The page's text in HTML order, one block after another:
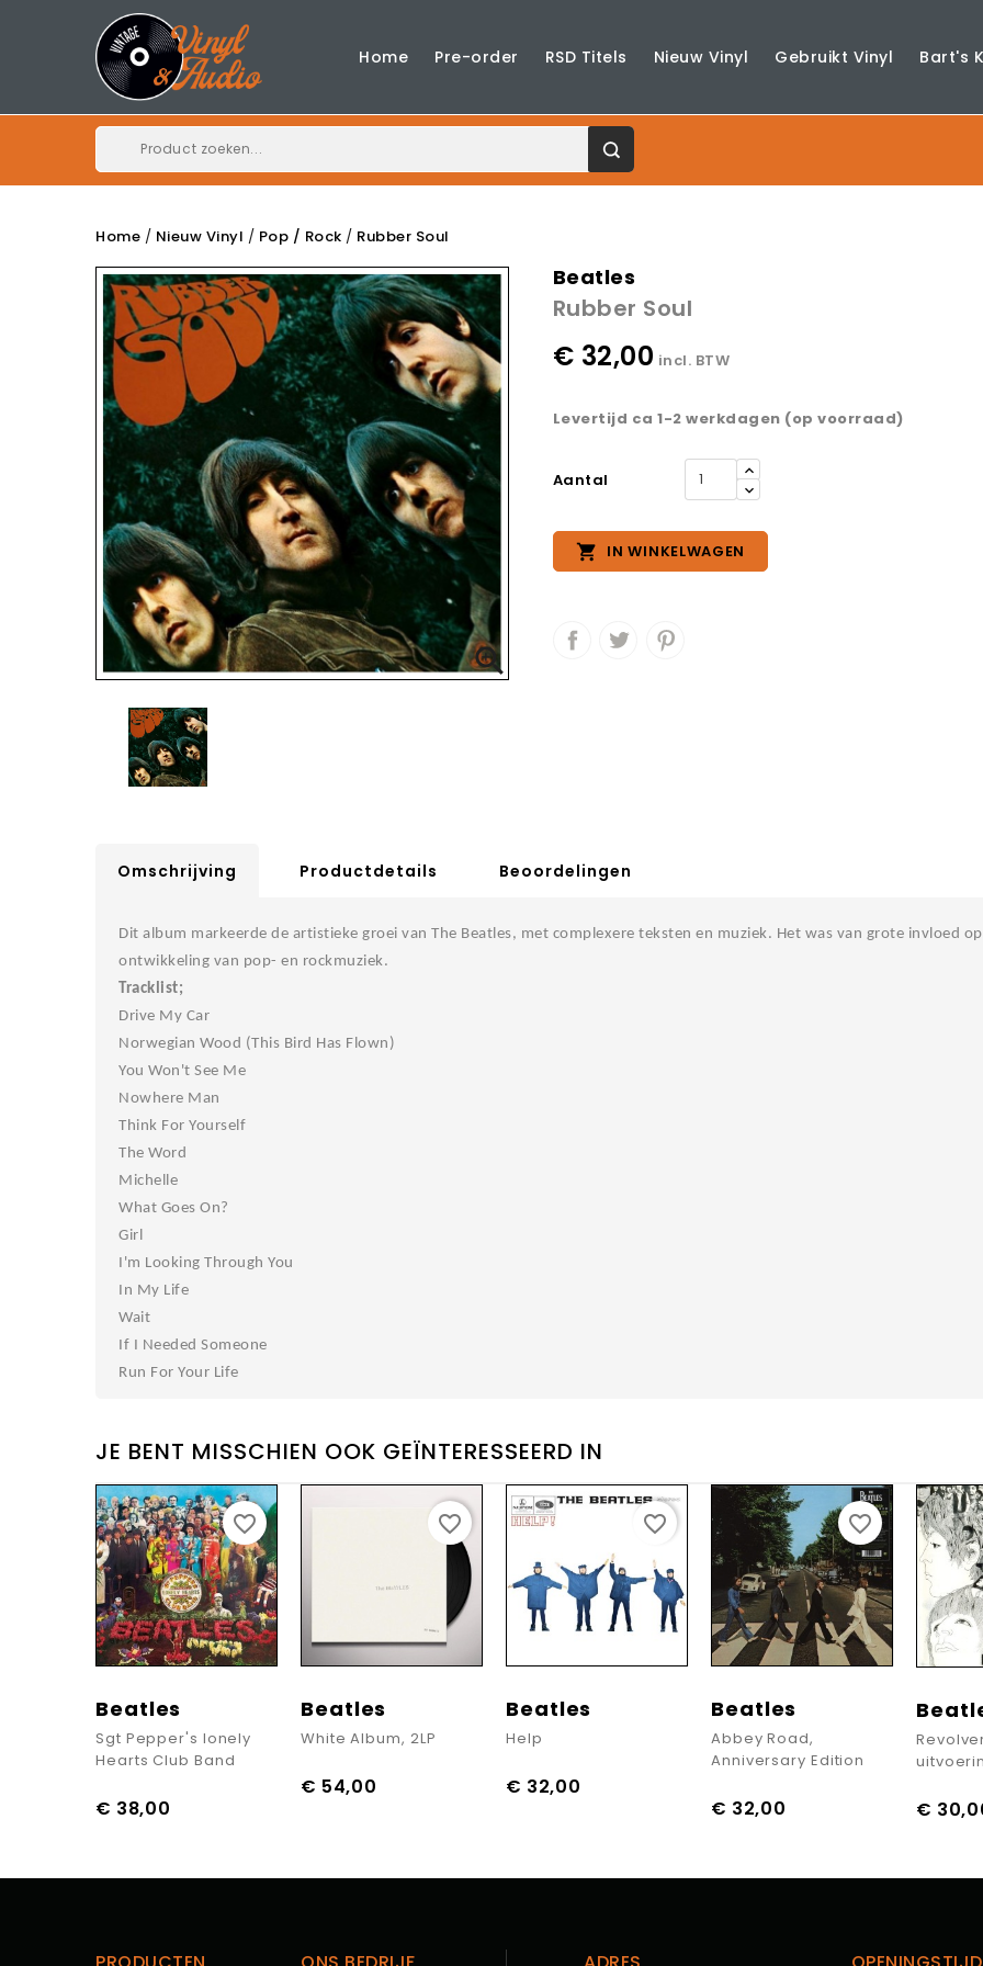
Home Pre-order RSD Titels Nieuw Vinyl Gebruikt Vinyl Bart's
Home Nieuw Vinyl Pop / Rock Rubber Soul

Beatles
Rubber Soul
€ 32,00 incl. BTW
Levertijd ca 1-2 werkdagen (op voorraad)
Aantal
 IN WINKELWAGEN
Omschrijving Productdetails Beoordelingen
Dit album markeerde de artistieke groei van The Beatles, met complexere teksten en muziek. Het was van grote invloed
ontwikkeling van pop- en rockmuziek.
Tracklist;
Drive My Car
Norwegian Wood (This Bird Has Flown)
You Won't See Me
Nowhere Man
Think For Yourself
The Word
Michelle
What Goes On?
Girl
I'm Looking Through You
In My Life
Wait
If I Needed Someone
Run For Your Life
JE BENT MISSCHIEN OOK GEÏNTERESSEERD IN
favorite_border
Beatles
Sgt Pepper's lonely
Hearts Club Band
Prijs
€ 38,00
favorite_border
Beatles
White Album, 2LP
Prijs
€ 54,00
favorite_border
Beatles
Help
Prijs
€ 32,00
favorite_border
Beatles
Abbey Road,
Anniversary Edition
Prijs
€ 32,00 Prijs
€